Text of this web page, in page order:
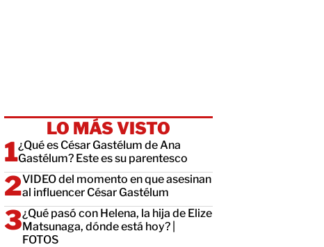
LO MÁS VISTO
¿Qué es César Gastélum de Ana
Gastélum? Este es su parentesco
VIDEO del momento en que asesinan
al influencer César Gastélum
¿Qué pasó con Helena, la hija de Elize
Matsunaga, dónde está hoy? |
FOTOS